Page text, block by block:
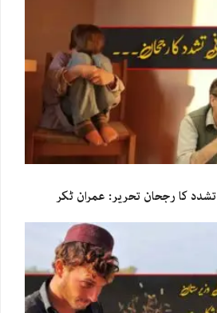
کا رجحان تحریر: عمران ٹکر